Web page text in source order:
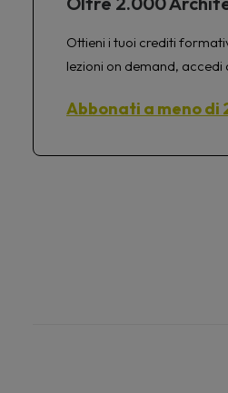
Ottieni i tuoi crediti
lezioni on demand,
Abbonati a meno di